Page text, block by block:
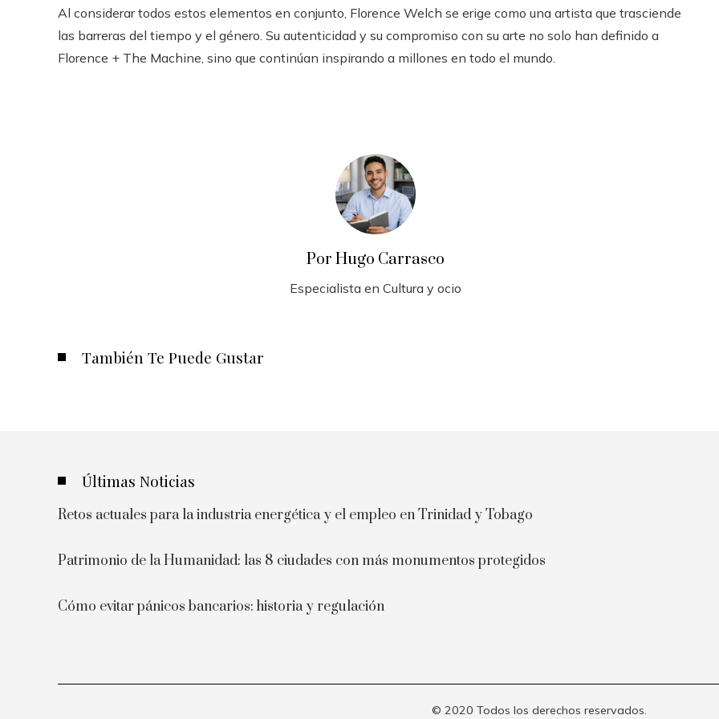
Al considerar todos estos elementos en conjunto, Florence Welch se erige como una artista que trasciende
las barreras del tiempo y el género. Su autenticidad y su compromiso con su arte no solo han definido a
Florence + The Machine, sino que continúan inspirando a millones en todo el mundo.
Por Hugo Carrasco
Especialista en Cultura y ocio
También Te Puede Gustar
Últimas Noticias
Retos actuales para la industria energética y el empleo en Trinidad y Tobago
Patrimonio de la Humanidad: las 8 ciudades con más monumentos protegidos
Cómo evitar pánicos bancarios: historia y regulación
© 2020 Todos los derechos reservados.